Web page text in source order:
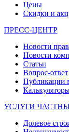
Цены
Скидки и
ПРЕСС-ЦЕНТР
Новости
Новости
Статьи
Вопрос-ответ
УСЛУГИ
Долевое